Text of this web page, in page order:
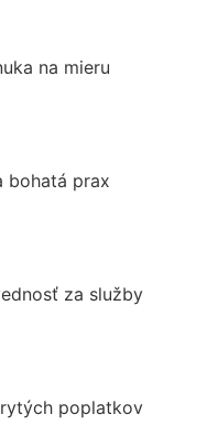
na mieru
bohatá prax
za služby
poplatkov